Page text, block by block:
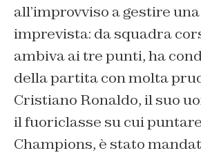
all’improvviso a gestire
imprevista: da squadra
ambiva ai tre punti, ha
della partita con molta
Cristiano Ronaldo, il suo
il fuoriclasse su cui
Champions, è stato